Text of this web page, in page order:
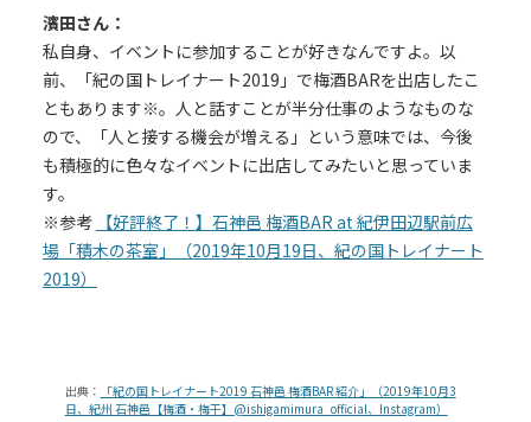
濱田さん：
私自身、イベントに参加することが好きなんですよ。以
前、「紀の国トレイナート2019」で梅酒BARを出店したこ
ともあります※。人と話すことが半分仕事のようなものな
ので、「人と接する機会が増える」という意味では、今後
も積極的に色々なイベントに出店してみたいと思っていま
す。
※参考 【好評終了！】石神邑 梅酒BAR at 紀伊田辺駅前広
場「積木の茶室」（2019年10月19日、紀の国トレイナート
2019）
出典：
「紀の国トレイナート2019 石神邑 梅酒BAR 紹介」（2019年10月3
日、紀州 石神邑【梅酒・梅干】@ishigamimura_official、Instagram）